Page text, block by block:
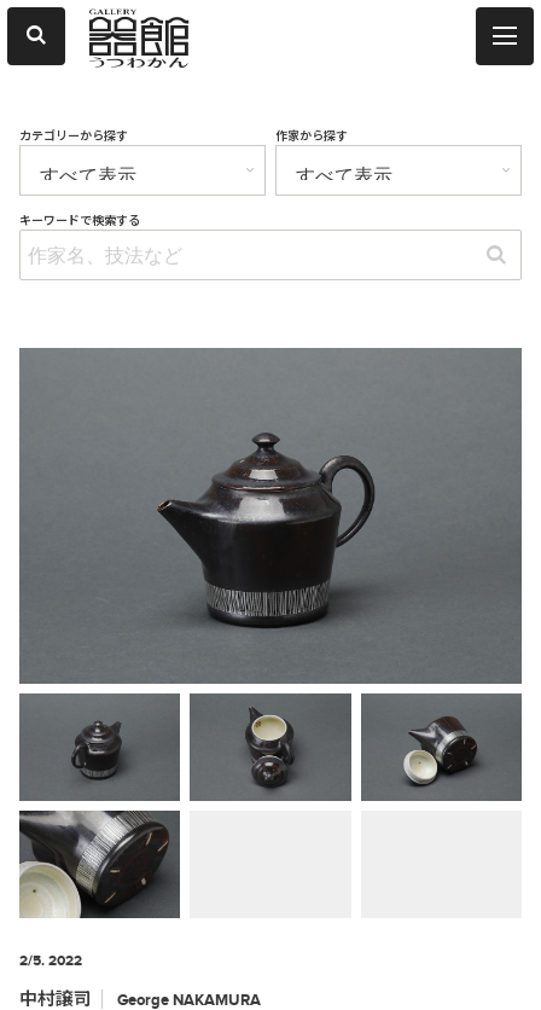
カテゴリーから探す 作家から探す
キーワードで検索する
2/5. 2022
中村譲司 George NAKAMURA